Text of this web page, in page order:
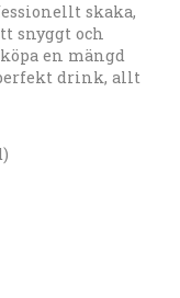
skaka,
snyggt och
en mängd
drink, allt